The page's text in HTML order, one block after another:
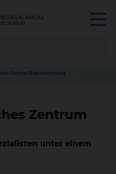
Center Braunschweig
Zentrum
unter einem